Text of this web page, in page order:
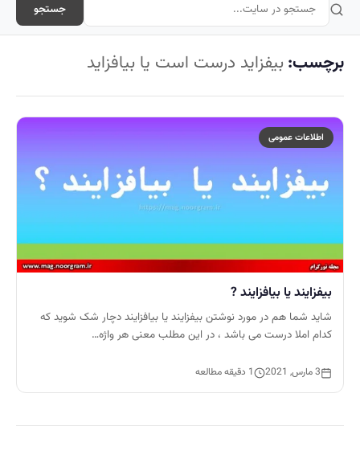
جستجو
برچسب: بیفزاید درست است یا بیافزاید
اطلاعات عمومی
بیفزایند یا بیافزایند ?
شاید شما هم در مورد نوشتن بیفزایند یا بیافزایند دچار شک شوید که
کدام املا درست می باشد ، در این مطلب معنی هر واژه…
3 مارس, 2021 1 دقیقه مطالعه